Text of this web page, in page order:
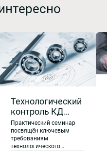
Технологический
контроль КД
(конструкторской
документации)
на основе
Практический семинар
посвящён ключевым
требованиям
технологического